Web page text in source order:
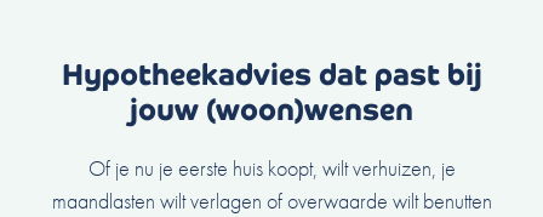
Hypotheekadvies dat past bij
jouw (woon)wensen
Of je nu je eerste huis koopt, wilt verhuizen, je
maandlasten wilt verlagen of overwaarde wilt benutten